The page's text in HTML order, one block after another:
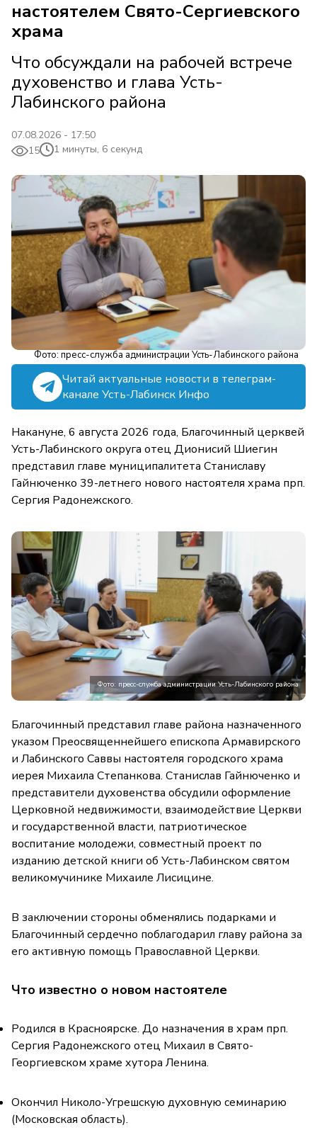
настоятелем Свято-Сергиевского
храма
Что обсуждали на рабочей встрече
духовенство и глава Усть-
Лабинского района
07.08.2026 - 17:50
15
1 минуты, 6 секунд
Фото: пресс-служба администрации Усть-Лабинского района
Читай актуальные новости в телеграм-
канале Усть-Лабинск Инфо
Накануне, 6 августа 2026 года, Благочинный церквей
Усть-Лабинского округа отец Дионисий Шиегин
представил главе муниципалитета Станиславу
Гайнюченко 39-летнего нового настоятеля храма прп.
Сергия Радонежского.
Фото: пресс-служба администрации Усть-Лабинского района
Благочинный представил главе района назначенного
указом Преосвященнейшего епископа Армавирского
и Лабинского Саввы настоятеля городского храма
иерея Михаила Степанкова. Станислав Гайнюченко и
представители духовенства обсудили оформление
Церковной недвижимости, взаимодействие Церкви
и государственной власти, патриотическое
воспитание молодежи, совместный проект по
изданию детской книги об Усть-Лабинском святом
великомучинике Михаиле Лисицине.
В заключении стороны обменялись подарками и
Благочинный сердечно поблагодарил главу района за
его активную помощь Православной Церкви.
Что известно о новом настоятеле
Родился в Красноярске. До назначения в храм прп.
Сергия Радонежского отец Михаил в Свято-
Георгиевском храме хутора Ленина.
Окончил Николо-Угрешскую духовную семинарию
(Московская область).